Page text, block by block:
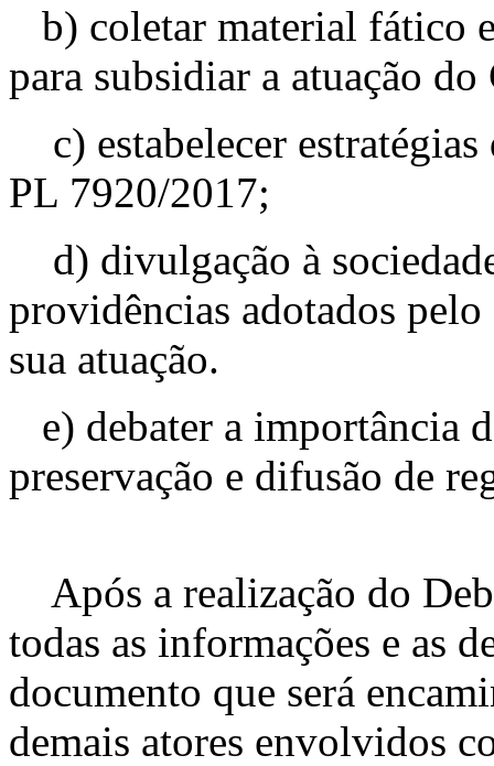
b) coletar material fático
para subsidiar a atuação
c) estabelecer estratégias
PL 7920/2017;
d) divulgação à
providências adotados
sua atuação.
e) debater a importância
preservação e difusão de
Após a realização do
todas as informações e as
documento que será
demais atores envolvidos